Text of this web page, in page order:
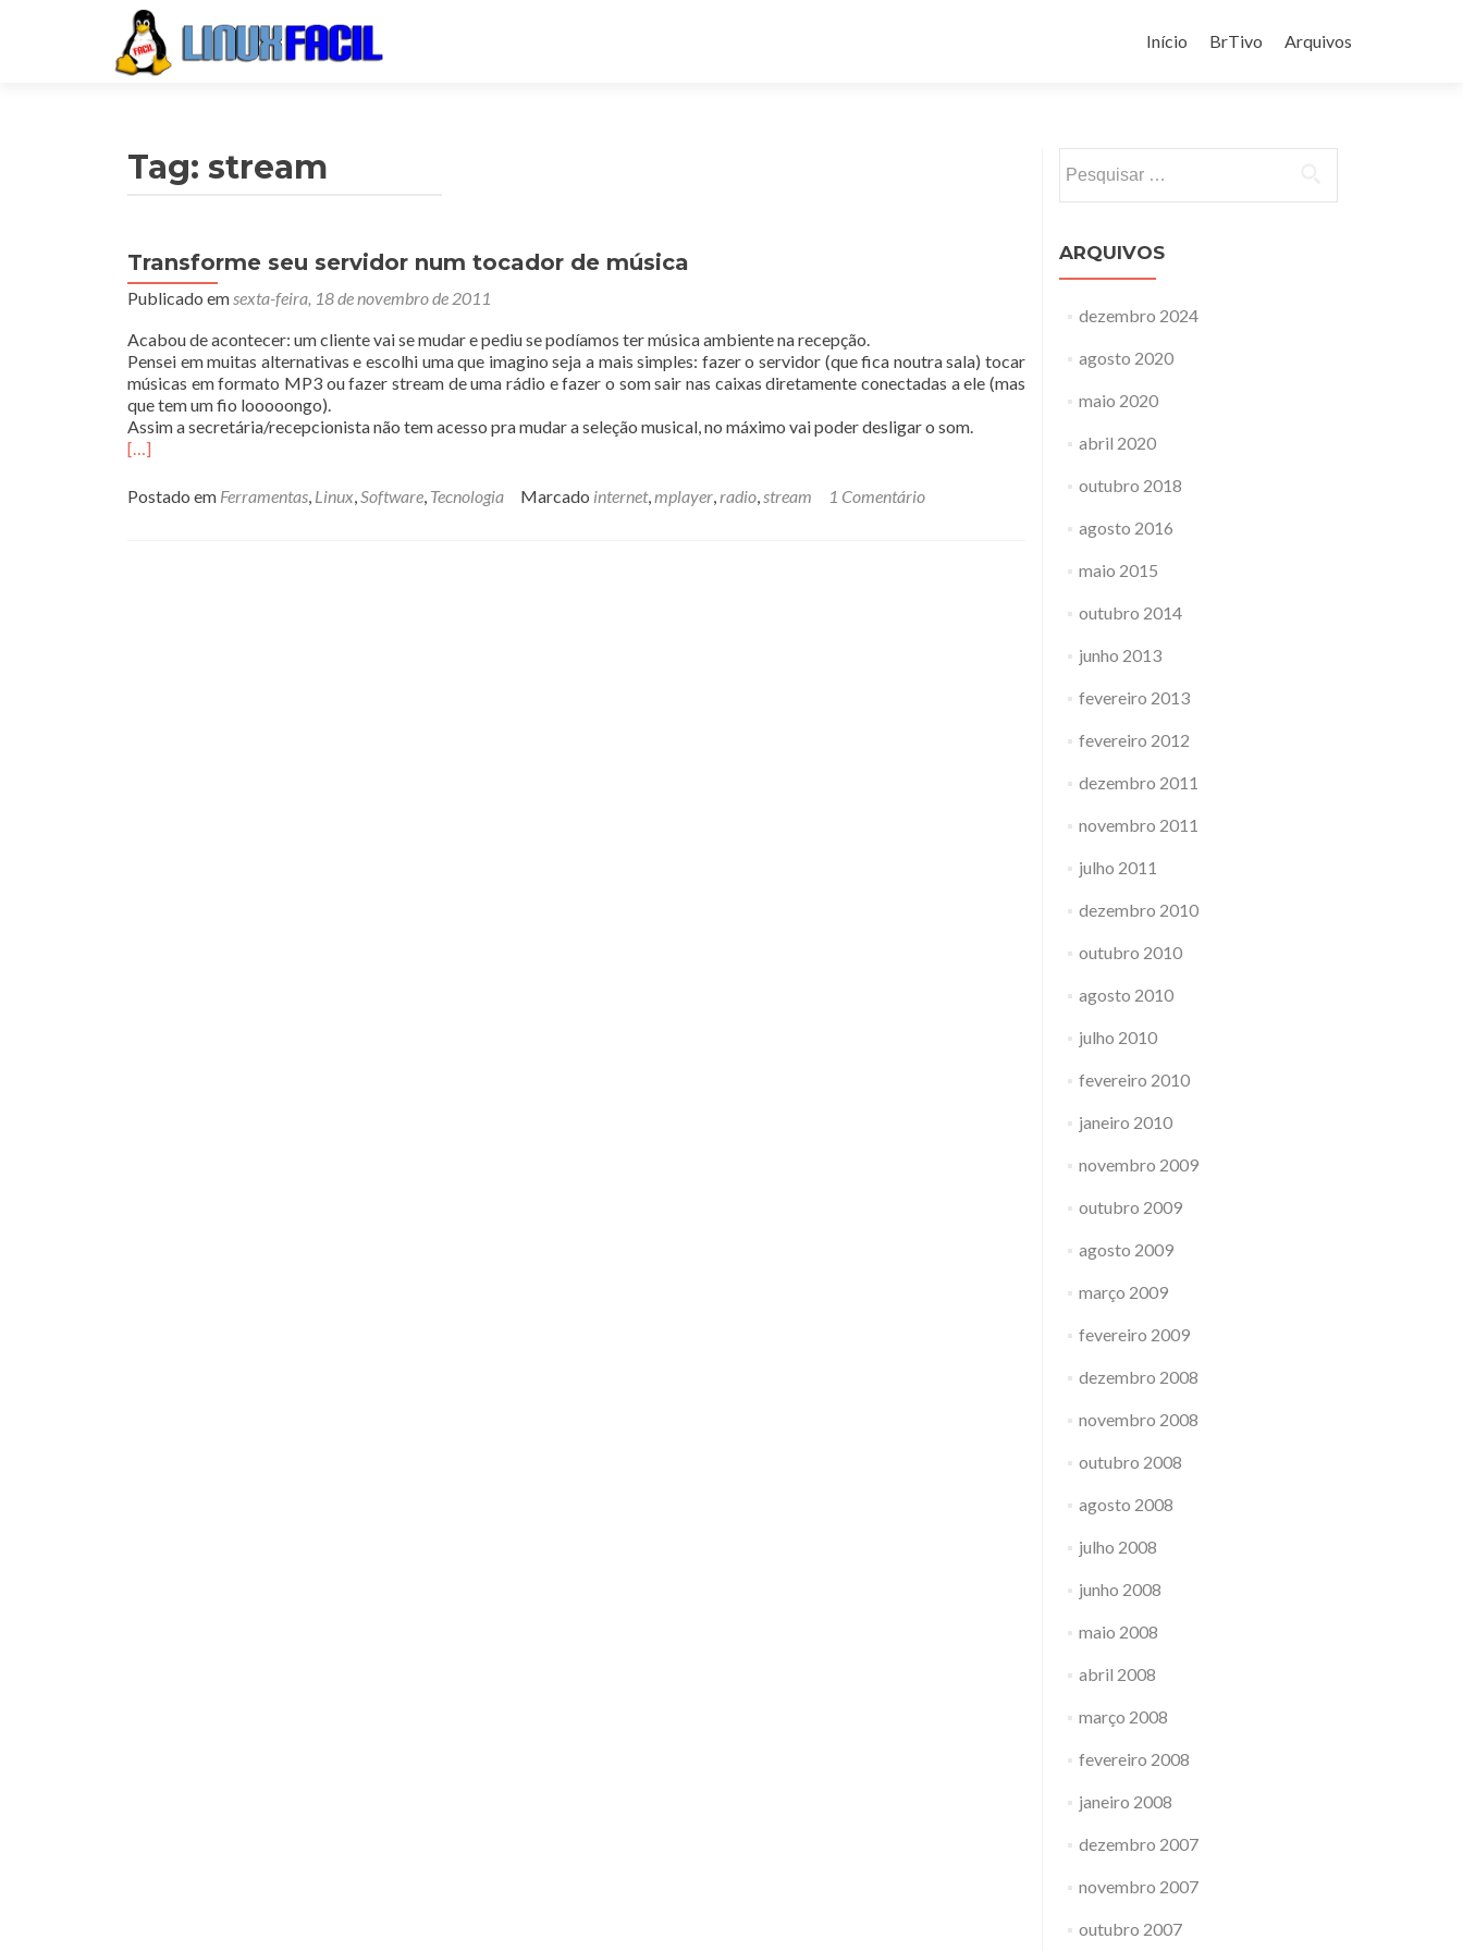
para
Início BrTivo Arquivos
Tag: stream
Transforme seu servidor num tocador de música
Publicado emsexta-feira, 18 de novembro de 2011
Acabou de acontecer: um cliente vai se mudar e pediu se podíamos ter música ambiente na recepção.
Pensei em muitas alternativas e escolhi uma que imagino seja a mais simples: fazer o servidor (que fica noutra sala) tocar
músicas em formato MP3 ou fazer stream de uma rádio e fazer o som sair nas caixas diretamente conectadas a ele (mas
que tem um fio looooongo).
Assim a secretária/recepcionista não tem acesso pra mudar a seleção musical, no máximo vai poder desligar o som.
[…]
Postado em Ferramentas, Linux,Software, Tecnologia Marcado internet,mplayer,radio,stream 1 Comentário
por:
ARQUIVOS
dezembro 2024
agosto 2020
maio 2020
abril 2020
outubro 2018
agosto 2016
maio 2015
outubro 2014
junho 2013
fevereiro 2013
fevereiro 2012
dezembro 2011
novembro 2011
julho 2011
dezembro 2010
outubro 2010
agosto 2010
julho 2010
fevereiro 2010
janeiro 2010
novembro 2009
outubro 2009
agosto 2009
março 2009
fevereiro 2009
dezembro 2008
novembro 2008
outubro 2008
agosto 2008
julho 2008
junho 2008
maio 2008
abril 2008
março 2008
fevereiro 2008
janeiro 2008
dezembro 2007
novembro 2007
outubro 2007